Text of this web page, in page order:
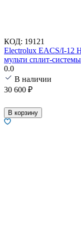
КОД: 19121
Electrolux EACS/I-12
мульти сплит-системы
0.0
В наличии
30 600 ₽
В корзину